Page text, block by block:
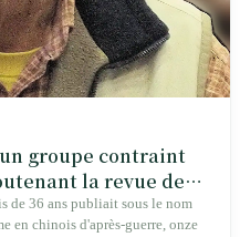
groupe contraint
la revue de
de Taïwan
de 36 ans publiait sous le nom
en chinois d'après-guerre, onze